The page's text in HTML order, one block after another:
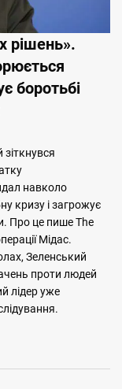
рішень».
боротьбі
навколо
кризу і загрожує
Про це пише The
Мідас.
Зеленський
проти людей
лідер уже